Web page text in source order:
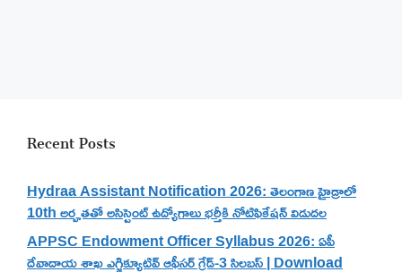
Recent Posts
Hydraa Assistant Notification 2026: తెలంగాణ హైడ్రాలో
10th అర్హతతో అసిస్టెంట్ ఉద్యోగాలు భర్తీకి నోటిఫికేషన్ విడుదల
APPSC Endowment Officer Syllabus 2026: ఏపీ
దేవాదాయ శాఖ ఎగ్జిక్యూటివ్ ఆఫీసర్ గ్రేడ్-3 సిలబస్ | Download